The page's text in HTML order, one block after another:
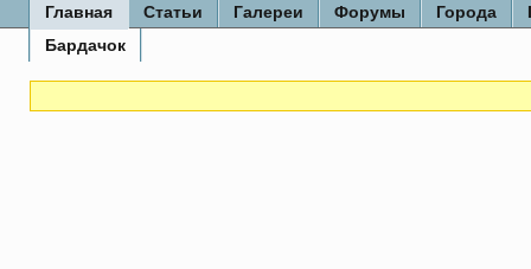
Главная Статьи Галереи Форумы Города
Бардачок